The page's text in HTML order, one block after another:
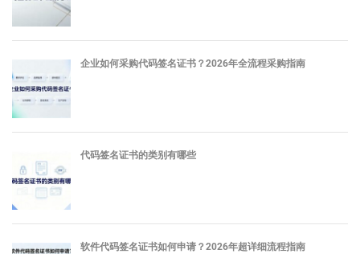
企业如何采购代码签名证书？2026年全流程采购指南
代码签名证书的类别有哪些
软件代码签名证书如何申请？2026年超详细流程指南